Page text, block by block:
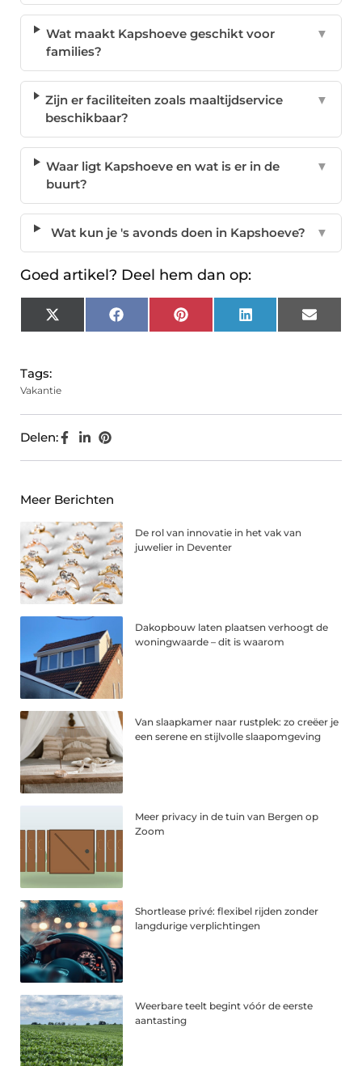
Wat maakt Kapshoeve geschikt voor
families?
▼
Zijn er faciliteiten zoals maaltijdservice
beschikbaar?
▼
Waar ligt Kapshoeve en wat is er in de
buurt?
▼
Wat kun je 's avonds doen in Kapshoeve? ▼
Goed artikel? Deel hem dan op:
X
(Twitter)
FacebookPinterest LinkedIn Email
Tags:
Vakantie
Delen:
Meer Berichten
De rol van innovatie in het vak van
juwelier in Deventer
Dakopbouw laten plaatsen verhoogt de
woningwaarde – dit is waarom
Van slaapkamer naar rustplek: zo creëer je
een serene en stijlvolle slaapomgeving
Meer privacy in de tuin van Bergen op
Zoom
Shortlease privé: flexibel rijden zonder
langdurige verplichtingen
Weerbare teelt begint vóór de eerste
aantasting